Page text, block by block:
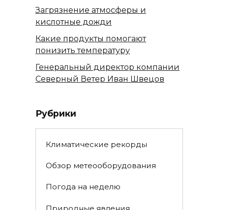
Загрязнение атмосферы и
кислотные дожди
Какие продукты помогают
понизить температуру
Генеральный директор компании
Северный Ветер Иван Швецов
Рубрики
Климатические рекорды
Обзор метеооборудования
Погода на неделю
Природные явления